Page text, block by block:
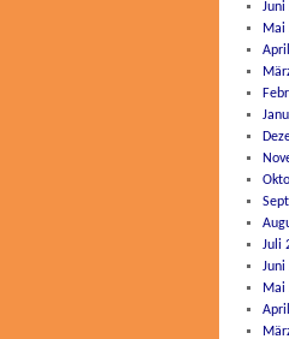
Juni
Mai
Juli
Juni
Mai